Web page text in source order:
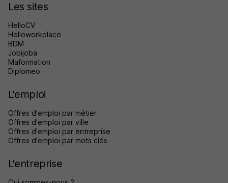
Les sites
HelloCV
Helloworkplace
BDM
Jobijoba
Maformation
Diplomeo
L'emploi
Offres d'emploi par métier
Offres d'emploi par ville
Offres d'emploi par entreprise
Offres d'emploi par mots clés
L'entreprise